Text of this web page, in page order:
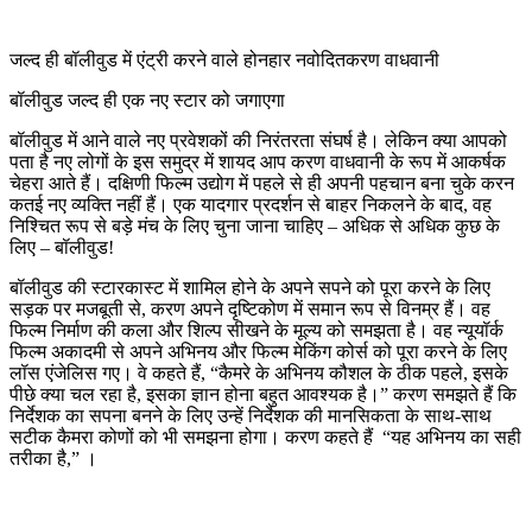
जल्द ही बॉलीवुड में एंट्री करने वाले होनहार नवोदितकरण वाधवानी
बॉलीवुड जल्द ही एक नए स्टार को जगाएगा
बॉलीवुड में आने वाले नए प्रवेशकों की निरंतरता संघर्ष है। लेकिन क्या आपको
पता है नए लोगों के इस समुद्र में शायद आप करण वाधवानी के रूप में आकर्षक
चेहरा आते हैं। दक्षिणी फिल्म उद्योग में पहले से ही अपनी पहचान बना चुके करन
कतई नए व्यक्ति नहीं हैं। एक यादगार प्रदर्शन से बाहर निकलने के बाद, वह
निश्चित रूप से बड़े मंच के लिए चुना जाना चाहिए – अधिक से अधिक कुछ के
लिए – बॉलीवुड!
बॉलीवुड की स्टारकास्ट में शामिल होने के अपने सपने को पूरा करने के लिए
सड़क पर मजबूती से, करण अपने दृष्टिकोण में समान रूप से विनम्र हैं। वह
फिल्म निर्माण की कला और शिल्प सीखने के मूल्य को समझता है। वह न्यूयॉर्क
फिल्म अकादमी से अपने अभिनय और फिल्म मेकिंग कोर्स को पूरा करने के लिए
लॉस एंजेलिस गए। वे कहते हैं, “कैमरे के अभिनय कौशल के ठीक पहले, इसके
पीछे क्या चल रहा है, इसका ज्ञान होना बहुत आवश्यक है।” करण समझते हैं कि
निर्देशक का सपना बनने के लिए उन्हें निर्देशक की मानसिकता के साथ-साथ
सटीक कैमरा कोणों को भी समझना होगा। करण कहते हैं “यह अभिनय का सही
तरीका है,” ।